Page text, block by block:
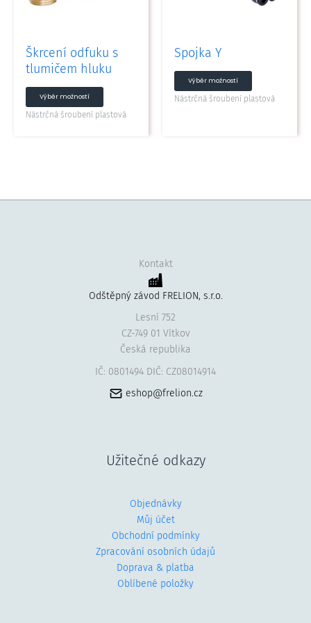
Škrcení odfuku s
tlumičem hluku
Výběr možností
stránce
produktu
Nástrčná šroubení plastová
Spojka Y
Výběr možností
lze
produktu
Nástrčná šroubení plastová
Kontakt
Odštěpný závod FRELION, s.r.o.
Lesní 752
CZ-749 01 Vítkov
Česká republika
IČ: 0801494 DIČ: CZ08014914
eshop@frelion.cz
Užitečné odkazy
Objednávky
Můj účet
Obchodní podmínky
Zpracování osobních údajů
Doprava & platba
Oblíbené položky